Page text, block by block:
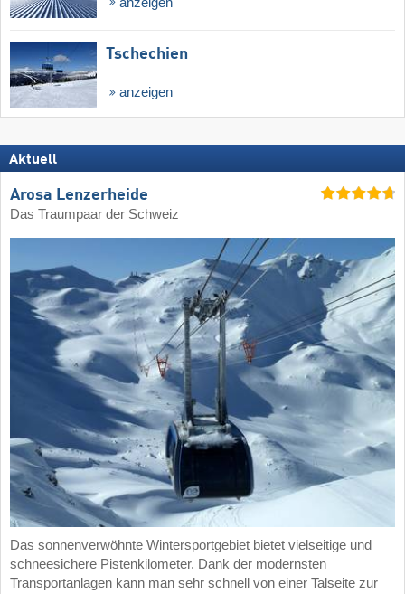
Tschechien
anzeigen
Aktuell
Arosa Lenzerheide
Das Traumpaar der Schweiz
Das sonnenverwöhnte Wintersportgebiet bietet vielseitige und
schneesichere Pistenkilometer. Dank der modernsten
Transportanlagen kann man sehr schnell von einer Talseite zur